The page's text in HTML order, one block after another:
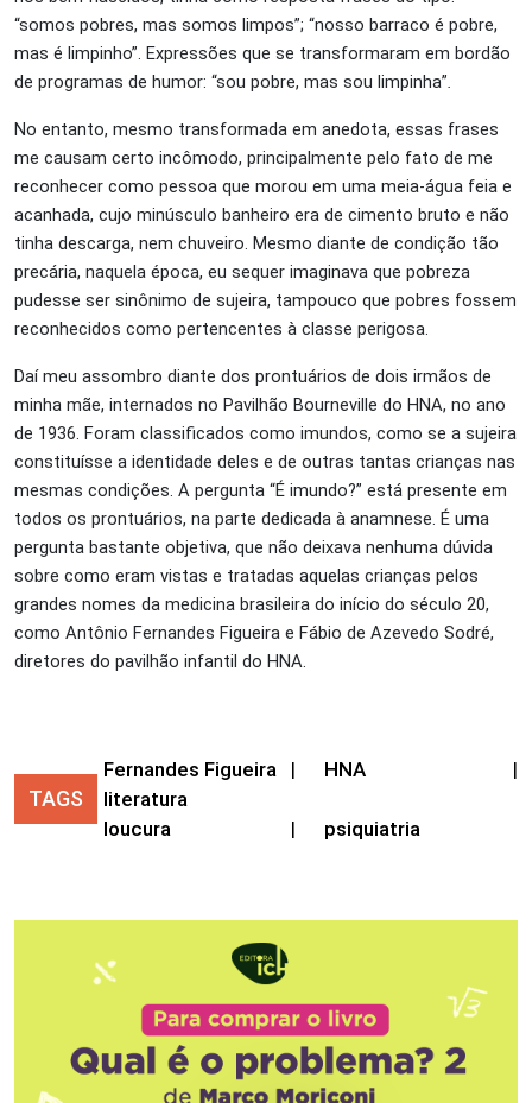
“somos pobres, mas somos limpos”; “nosso barraco é pobre,
mas é limpinho”. Expressões que se transformaram em bordão
de programas de humor: “sou pobre, mas sou limpinha”.
No entanto, mesmo transformada em anedota, essas frases
me causam certo incômodo, principalmente pelo fato de me
reconhecer como pessoa que morou em uma meia-água feia e
acanhada, cujo minúsculo banheiro era de cimento bruto e não
tinha descarga, nem chuveiro. Mesmo diante de condição tão
precária, naquela época, eu sequer imaginava que pobreza
pudesse ser sinônimo de sujeira, tampouco que pobres fossem
reconhecidos como pertencentes à classe perigosa.
Daí meu assombro diante dos prontuários de dois irmãos de
minha mãe, internados no Pavilhão Bourneville do HNA, no ano
de 1936. Foram classificados como imundos, como se a sujeira
constituísse a identidade deles e de outras tantas crianças nas
mesmas condições. A pergunta “É imundo?” está presente em
todos os prontuários, na parte dedicada à anamnese. É uma
pergunta bastante objetiva, que não deixava nenhuma dúvida
sobre como eram vistas e tratadas aquelas crianças pelos
grandes nomes da medicina brasileira do início do século 20,
como Antônio Fernandes Figueira e Fábio de Azevedo Sodré,
diretores do pavilhão infantil do HNA.
TAGS
Fernandes Figueira | HNA
|
literatura
loucura
| psiquiatria